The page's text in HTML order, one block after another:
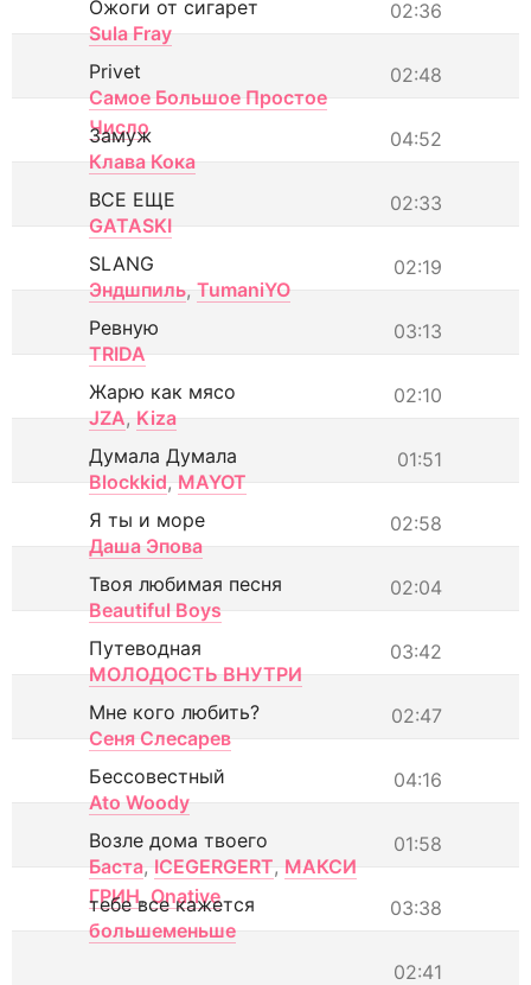
02:36
Ожоги от сигарет
Sula Fray
02:48
Privet
Самое Большое Простое
Число
04:52
Замуж
Клава Кока
02:33
ВСЕ ЕЩЕ
GATASKI
02:19
SLANG
Эндшпиль, TumaniYO
03:13
Ревную
TRIDA
02:10
Жарю как мясо
JZA, Kiza
01:51
Думала Думала
Blockkid, MAYOT
02:58
Я ты и море
Даша Эпова
02:04
Твоя любимая песня
Beautiful Boys
03:42
Путеводная
МОЛОДОСТЬ ВНУТРИ
02:47
Мне кого любить?
Сеня Слесарев
04:16
Бессовестный
Ato Woody
01:58
Возле дома твоего
Баста, ICEGERGERT, МАКСИ
ГРИН, Onative 03:38
тебе все кажется
большеменьше
02:41